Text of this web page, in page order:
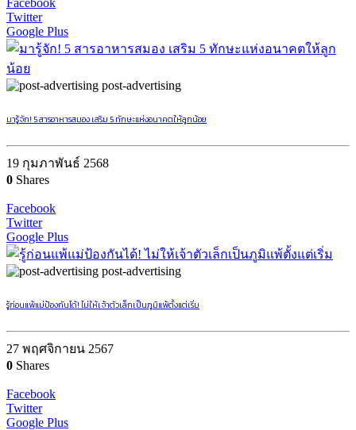
Twitter
Google Plus
post-advertising
มารู้จัก! 5 สารอาหารสมอง เสริม 5 ทักษะแห่งอนาคตให้ลูกน้อย
19 กุมภาพันธ์ 2568
0 Shares
Facebook
Twitter
Google Plus
post-advertising
รู้ก่อนแพ้แม่ป้องกันได้! ไม่ให้เจ้าตัวเล็กเป็นภูมิแพ้ตั้งแต่เริ่ม
27 พฤศจิกายน 2567
0 Shares
Facebook
Twitter
Google Plus